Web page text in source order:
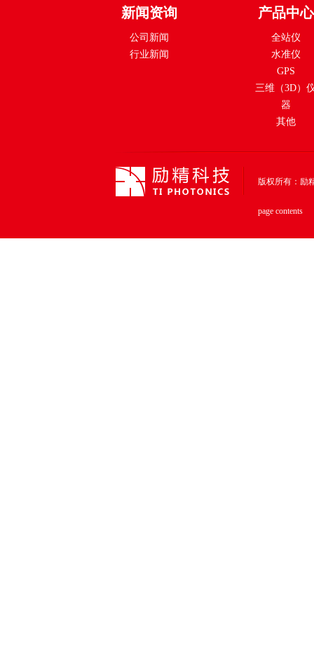
新闻资询
公司新闻
行业新闻
产品中心
全站仪
水准仪
GPS
三维（3D）
器
其他
版权所有：励
page contents